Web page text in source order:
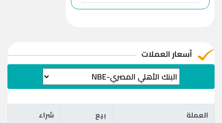
آسعار العملات
العملة بيع شراء العملة بيع
شراء